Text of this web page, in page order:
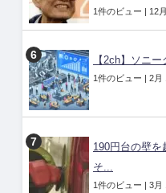
1件のビュー | 12
【2ch】ソニ
1件のビュー | 2月
190円台の壁を
そ...
1件のビュー | 3月